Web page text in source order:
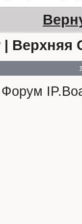
Верхняя
Форум